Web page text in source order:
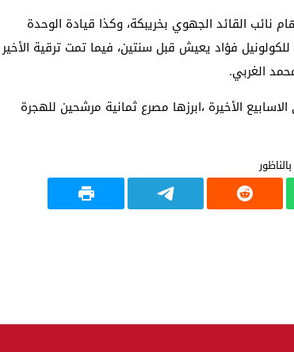
نائب القائد الجهوي بخريبكة، وكذا قيادة الوحدة
للكولونيل فؤاد يعيش قبل سنتين، فيما تمت ترقية الأخير
الغربي.
الأخيرة ،ابرزها مصرع ثمانية مرشحين للهجرة